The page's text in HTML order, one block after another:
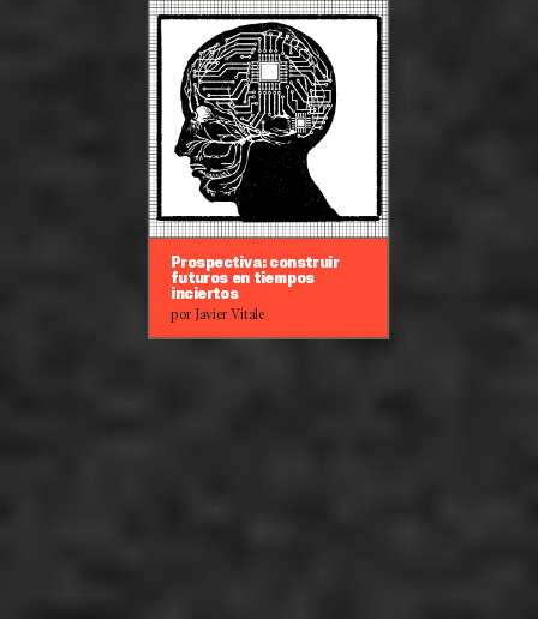
Prospectiva: construir
futuros en tiempos
inciertos
por Javier Vitale